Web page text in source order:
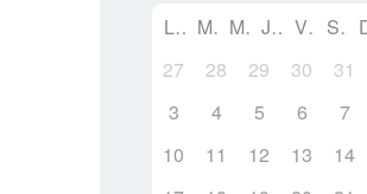
L M M J V S
27
28 29 30 31
3
4 5 6 7
10
11 12 13 14